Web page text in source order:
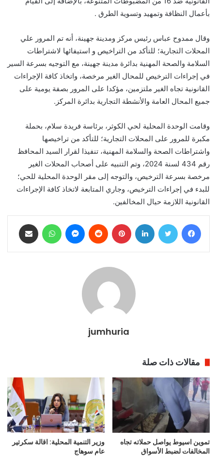
بأعمال النظافة وتمهيد وتسوية الطرق .
وقال ممدوح عباس رئيس مركز ومدينة جهينة، أنه تم المرور علي
المحلات التجارية؛ للتأكد من التراخيص و استيفائها لاشتراطات
السلامة والصحة المهنية بدائرة مدينة جهينة، مع التوجيه بسرعة السير
في إجراءات الترخيص للمحال الغير مرخصة، واتخاذ كافة الإجراءات
القانونية تجاه الغير ملتزمين، مؤكدا على المرور بصفة يومية على
جميع المحال العامة والأنشطة التجارية بدائرة المركز.
وقامت الوحدة المحلية لحي الكوثر، برئاسة فريدة سلام، بحملة
مكبرة للمرور على المحلات التجارية؛ للتأكد من تراخيصها
واشتراطات الصحة والسلامة المهنية، تنفيذا لقرار السيد المحافظ
رقم 434 لسنة 2024، وتم التنبيه على أصحاب المحلات الغير
مرخصة بسرعة الترخيص، والتوجه إلى مقر الوحدة المحلية للحي؛
للبدء في إجراءات الترخيص، وجاري المتابعة لاتخاذ كافة الإجراءات
القانونية اللازمة حيال المخالفين.
فيسبوك تويتر لينكدإن بينتيريست ماسنجر واتساب
jumhuria
مقالات ذات صلة
تموين اسيوط يواصل حملاته تجاه
المخالفات لضبط الأسواق
وزير التنمية المحلية: اقالة سكرتير
عام سوهاج